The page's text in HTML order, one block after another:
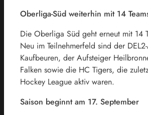
Oberliga-Süd weiterhin mit 14
Die Oberliga Süd geht erneut mit 14
Neu im Teilnehmerfeld sind der
Kaufbeuren, der Aufsteiger
Falken sowie die HC Tigers, die
Hockey League aktiv waren.
Saison beginnt am 17. September